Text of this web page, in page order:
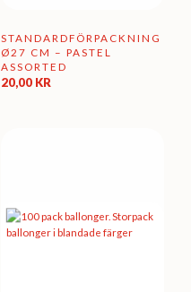
STANDARDFÖRPACKNING
Ø27 CM – PASTEL
ASSORTED
20,00 KR